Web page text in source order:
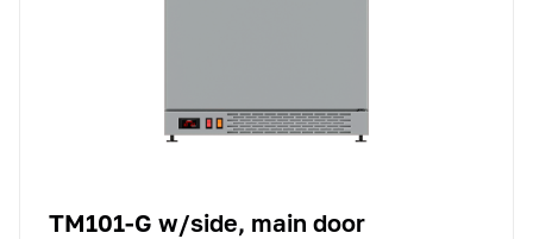
TM101-G w/side, main door